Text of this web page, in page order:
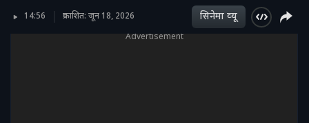
14:56 प्रकाशित: जून 18, 2026 सिनेमा व्‍यू
Advertisement